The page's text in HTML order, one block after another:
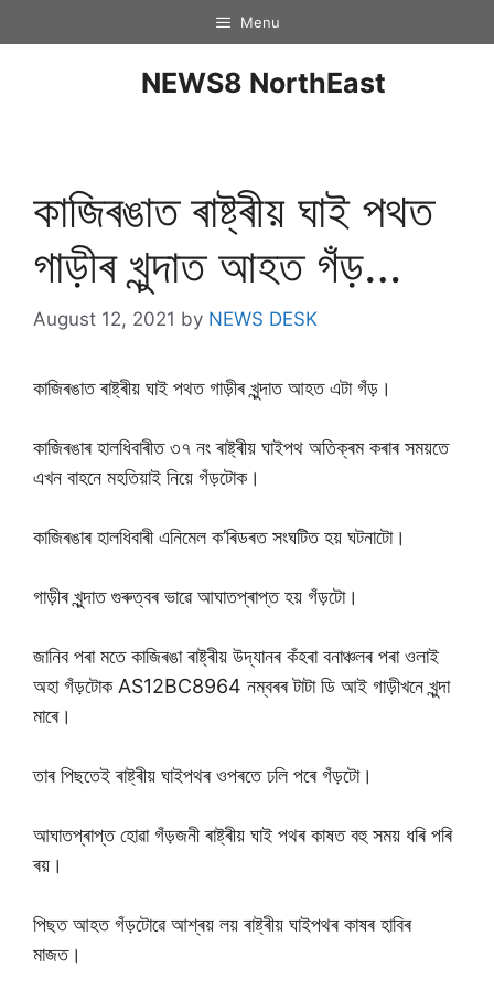
Menu
NEWS8 NorthEast
কাজিৰঙাত ৰাষ্ট্ৰীয় ঘাই পথত
গাড়ীৰ খুন্দাত আহত গঁড়…
August 12, 2021 by NEWS DESK
কাজিৰঙাত ৰাষ্ট্ৰীয় ঘাই পথত গাড়ীৰ খুন্দাত আহত এটা গঁড়।
কাজিৰঙাৰ হালধিবাৰীত ৩৭ নং ৰাষ্ট্ৰীয় ঘাইপথ অতিক্ৰম কৰাৰ সময়তে
এখন বাহনে মহতিয়াই নিয়ে গঁড়টোক।
কাজিৰঙাৰ হালধিবাৰী এনিমেল ক’ৰিডৰত সংঘটিত হয় ঘটনাটো।
গাড়ীৰ খুন্দাত গুৰুত্বৰ ভাৱে আঘাতপ্ৰাপ্ত হয় গঁড়টো।
জানিব পৰা মতে কাজিৰঙা ৰাষ্ট্ৰীয় উদ্যানৰ কঁহৰা বনাঞ্চলৰ পৰা ওলাই
অহা গঁড়টোক AS12BC8964 নম্বৰৰ টাটা ডি আই গাড়ীখনে খুন্দা
মাৰে।
তাৰ পিছতেই ৰাষ্ট্ৰীয় ঘাইপথৰ ওপৰতে ঢলি পৰে গঁড়টো।
আঘাতপ্ৰাপ্ত হোৱা গঁড়জনী ৰাষ্ট্ৰীয় ঘাই পথৰ কাষত বহু সময় ধৰি পৰি
ৰয়।
পিছত আহত গঁড়টোৱে আশ্ৰয় লয় ৰাষ্ট্ৰীয় ঘাইপথৰ কাষৰ হাবিৰ
মাজত।